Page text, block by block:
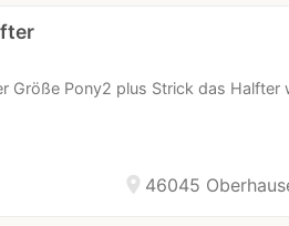
Größe Pony2 plus Strick das Halfter
location_on 46045